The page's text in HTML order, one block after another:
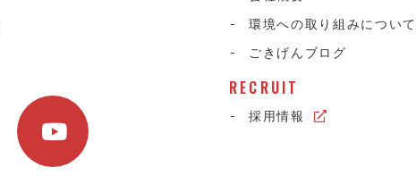
環境への取り組みについ
ごきげんブログ
RECRUIT
採用情報